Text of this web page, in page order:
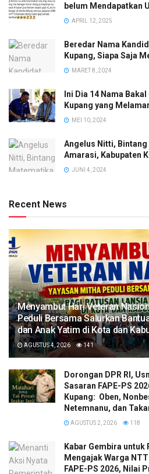
belum Mendapatkan
APRIL 12, 2025
Beredar Nama
Kupang, Siapa Saja
MARET 8, 2024
Ini Dia 14 Nama
Kupang yang
MEI 10, 2024
Angelus Nitti,
Amarasi, Kabupaten
JUNI 4, 2024
Recent News
​Menyambut Hari Veteran
Peduli Bersama Salurkan
dan Anak Yatim di Kota dan
AGUSTUS 4, 2026 141
Dorongan DPR RI,
Sasaran FAPE-PS
Kupang: Oben,
Netemnanu, dan
AGUSTUS 2, 2026 118
Kabar Gembira untuk
Mengajak Warga
FAPE-PS 2026, Nilai